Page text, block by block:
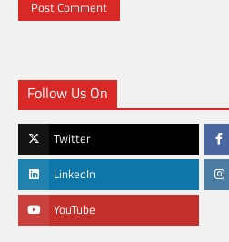
Follow Us On
Twitter
LinkedIn
YouTube